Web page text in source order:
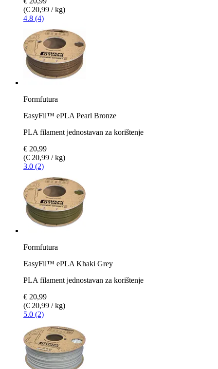
(€ 20,99 / kg)
4.8 (4)
Formfutura
EasyFil™ ePLA Pearl Bronze
PLA filament jednostavan za korištenje
€ 20,99
(€ 20,99 / kg)
3.0 (2)
Formfutura
EasyFil™ ePLA Khaki Grey
PLA filament jednostavan za korištenje
€ 20,99
(€ 20,99 / kg)
5.0 (2)